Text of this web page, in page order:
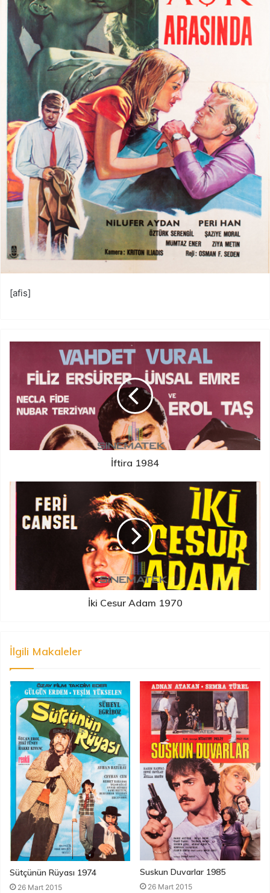
[afis]
İftira 1984
İki Cesur Adam 1970
İlgili Makaleler
Sütçünün Rüyası 1974
26 Mart 2015
Suskun Duvarlar 1985
26 Mart 2015